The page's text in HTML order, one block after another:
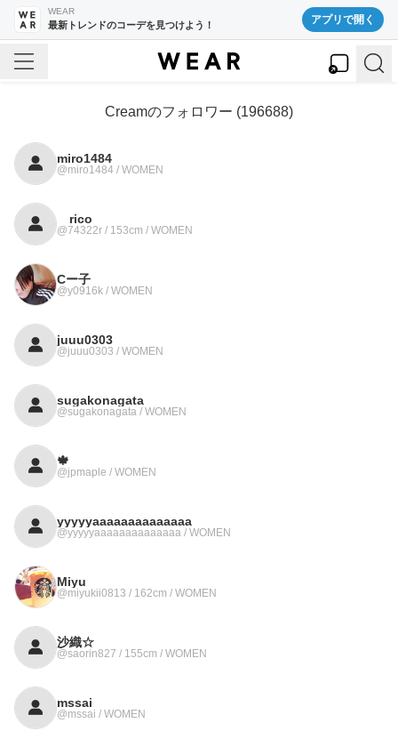
WEAR
最新トレンドのコーデを見つけよう！ アプリで開く
Creamのフォロワー (196688)
miro1484
@miro1484 / WOMEN
rico
@74322r / 153cm / WOMEN
Cー子
@y0916k / WOMEN
juuu0303
@juuu0303 / WOMEN
sugakonagata
@sugakonagata / WOMEN
🍁
@jpmaple / WOMEN
yyyyyaaaaaaaaaaaaaa
@yyyyyaaaaaaaaaaaaaa / WOMEN
Miyu
@miyukii0813 / 162cm / WOMEN
沙織☆
@saorin827 / 155cm / WOMEN
mssai
@mssai / WOMEN